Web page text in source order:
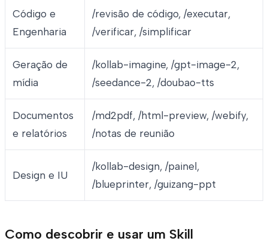
Código e
Engenharia
/revisão de código, /executar,
/verificar, /simplificar
Geração de
mídia
/kollab-imagine, /gpt-image-2,
/seedance-2, /doubao-tts
Documentos
e relatórios
/md2pdf, /html-preview, /webify,
/notas de reunião
Design e IU
/kollab-design, /painel,
/blueprinter, /guizang-ppt
Como descobrir e usar um Skill